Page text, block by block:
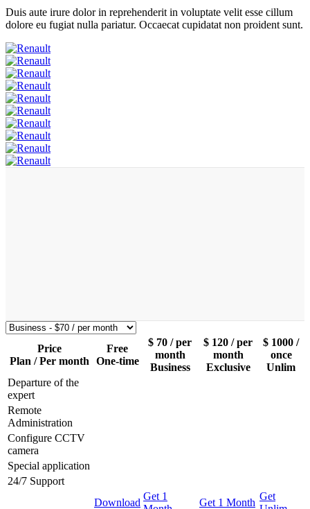
Duis aute irure dolor in reprehenderit in voluptate velit esse cillum
dolore eu fugiat nulla pariatur. Occaecat cupidatat non proident sunt.
Price
Plan / Per month
Free
One-time
$ 70 / per
month
Business
$ 120 / per
month
Exclusive
$ 1000 /
once
Unlim
Departure of the
expert
Remote
Administration
Configure CCTV
camera
Special application
24/7 Support
Download
Get 1
Get 1 Month
Get